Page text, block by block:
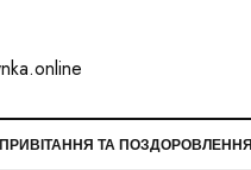
ПРИВІТАННЯ ТА ПОЗДОРОВЛЕННЯ